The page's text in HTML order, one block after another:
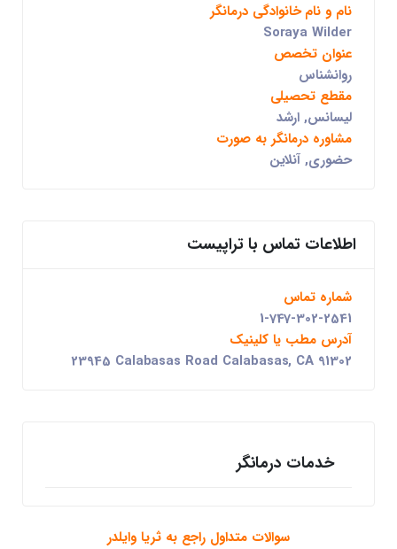
نام و نام خانوادگی درمانگر
Soraya Wilder
عنوان تخصص
روانشناس
مقطع تحصیلی
لیسانس, ارشد
مشاوره درمانگر به صورت
حضوری, آنلاین
اطلاعات تماس با تراپیست
شماره تماس
1-747-302-2541
آدرس مطب یا کلینیک
23945 Calabasas Road Calabasas, CA 91302
خدمات درمانگر
سوالات متداول راجع به ثریا وایلدر